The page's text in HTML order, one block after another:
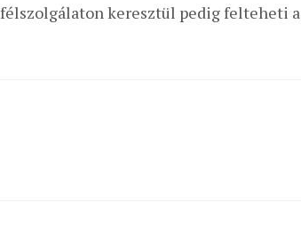
keresztül pedig felteheti a